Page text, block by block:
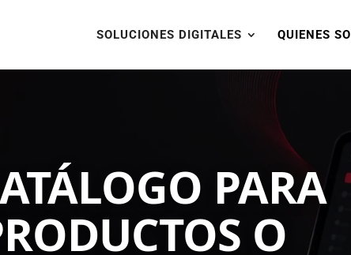
SOLUCIONES DIGITALES QUIENES
PARA
O